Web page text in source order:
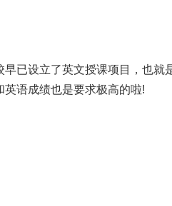
已设立了英文授课项目，也就
语成绩也是要求极高的啦!